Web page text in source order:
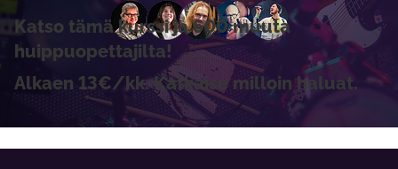
Katso tämä kurssi ja 600 muuta
huippuopettajilta!
Alkaen 13€/kk. Katkaise milloin haluat.